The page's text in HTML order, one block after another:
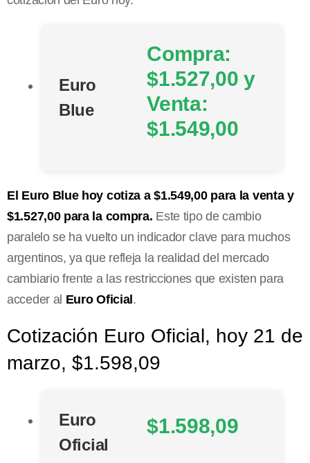
Euro
Blue
Compra:
$1.527,00 y
Venta:
$1.549,00
El Euro Blue hoy cotiza a $1.549,00 para la venta y
$1.527,00 para la compra. Este tipo de cambio
paralelo se ha vuelto un indicador clave para muchos
argentinos, ya que refleja la realidad del mercado
cambiario frente a las restricciones que existen para
acceder al Euro Oficial .
Cotización Euro Oficial, hoy 21 de
marzo, $1.598,09
Euro
Oficial
$1.598,09